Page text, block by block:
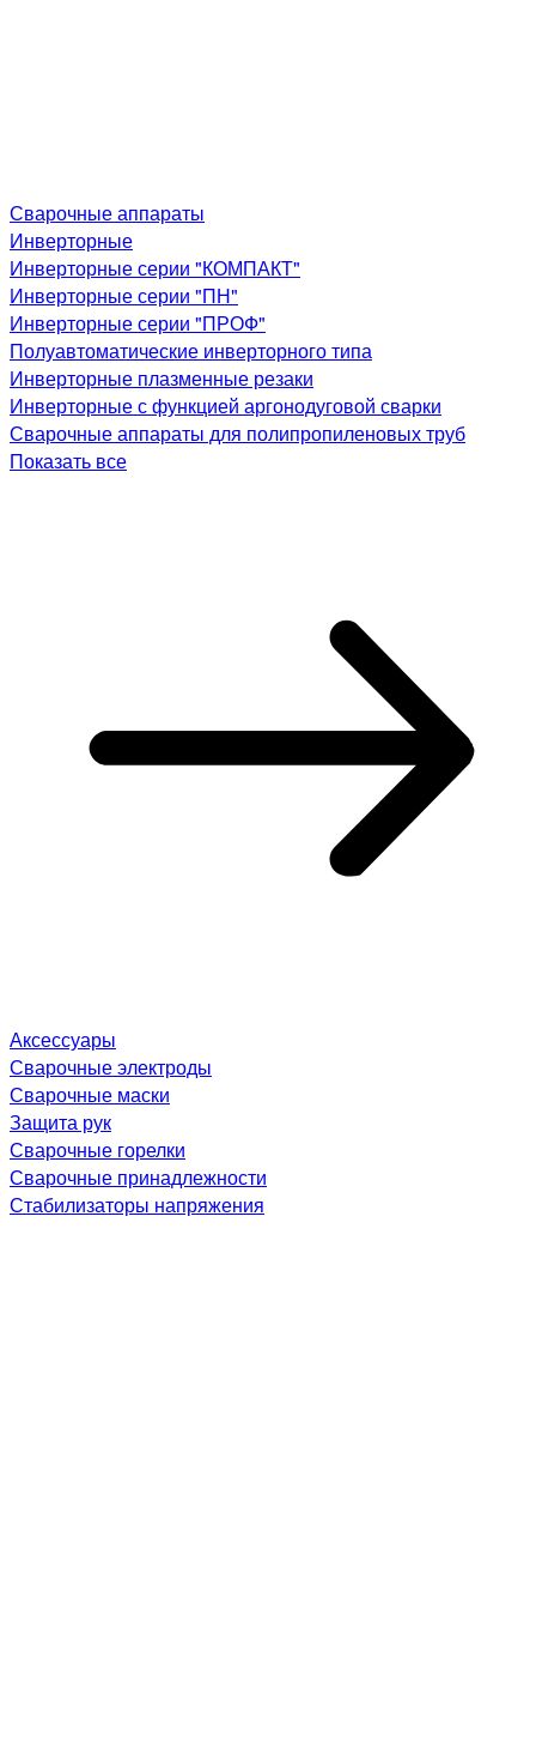
Сварочные аппараты
Инверторные
Инверторные серии "КОМПАКТ"
Инверторные серии "ПН"
Инверторные серии "ПРОФ"
Полуавтоматические инверторного типа
Инверторные плазменные резаки
Инверторные с функцией аргонодуговой сварки
Сварочные аппараты для полипропиленовых труб
Показать все
Аксессуары
Сварочные электроды
Сварочные маски
Защита рук
Сварочные горелки
Сварочные принадлежности
Стабилизаторы напряжения